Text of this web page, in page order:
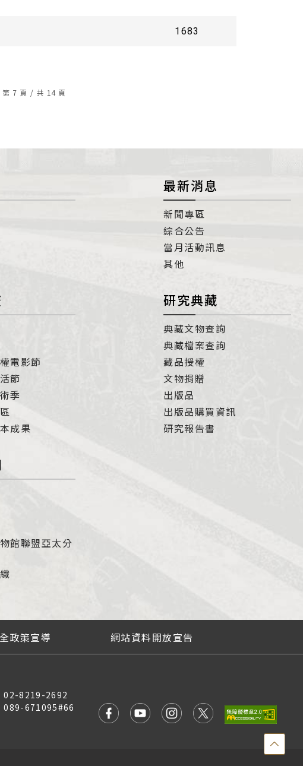
1683
第 7 頁 / 共 14 頁
最新消息
新聞專區
綜合公告
當月活動訊息
其他
電影節
節
季
成果
研究典藏
典藏文物查詢
典藏檔案查詢
藏品授權
文物捐贈
出版品
出版品購買資訊
研究報告書
館聯盟亞太分
政策宣導 網站資料開放宣告
02-8219-2692
089-671095#66